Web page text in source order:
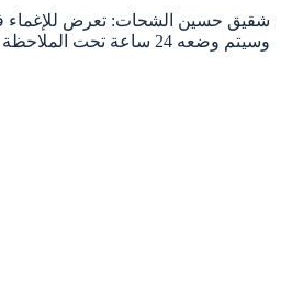
شقيق حسين الشحات: تعرض للإغماء
وسيتم وضعه 24 ساعة تحت الملاحظة